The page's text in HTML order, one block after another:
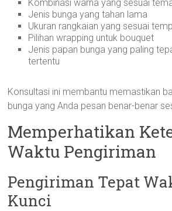
Kombinasi warna yang sesuai
Jenis bunga yang tahan lama
Ukuran rangkaian yang sesuai
Pilihan wrapping untuk bouquet
Jenis papan bunga yang paling
tertentu
Konsultasi ini membantu memastikan
bunga yang Anda pesan benar-benar
Memperhatikan
Waktu Pengiriman
Pengiriman Tepat
Kunci